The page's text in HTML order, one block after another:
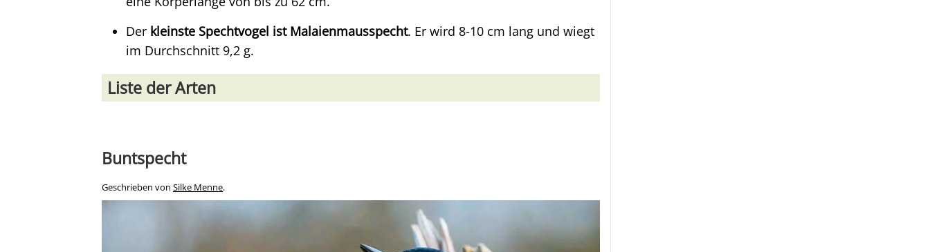
Der kleinste Spechtvogel ist Malaienmausspecht. Er wird 8-10 cm lang und wiegt
im Durchschnitt 9,2 g.
Liste der Arten
Buntspecht
Geschrieben von Silke Menne.